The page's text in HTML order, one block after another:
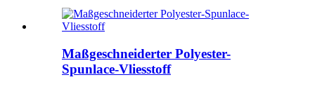
Maßgeschneiderter Polyester-
Spunlace-Vliesstoff